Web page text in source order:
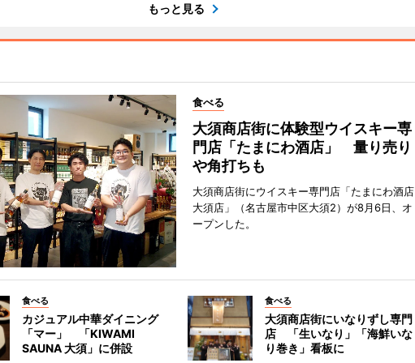
もっと見る
食べる
大須商店街に体験型ウイスキー専
門店「たまにわ酒店」 量り売り
や角打ちも
大須商店街にウイスキー専門店「たまにわ酒店
大須店」（名古屋市中区大須2）が8月6日、オ
ープンした。
食べる
カジュアル中華ダイニング
「マー」 「KIWAMI
SAUNA 大須」に併設
食べる
大須商店街にいなりずし専門
店 「生いなり」「海鮮いな
り巻き」看板に